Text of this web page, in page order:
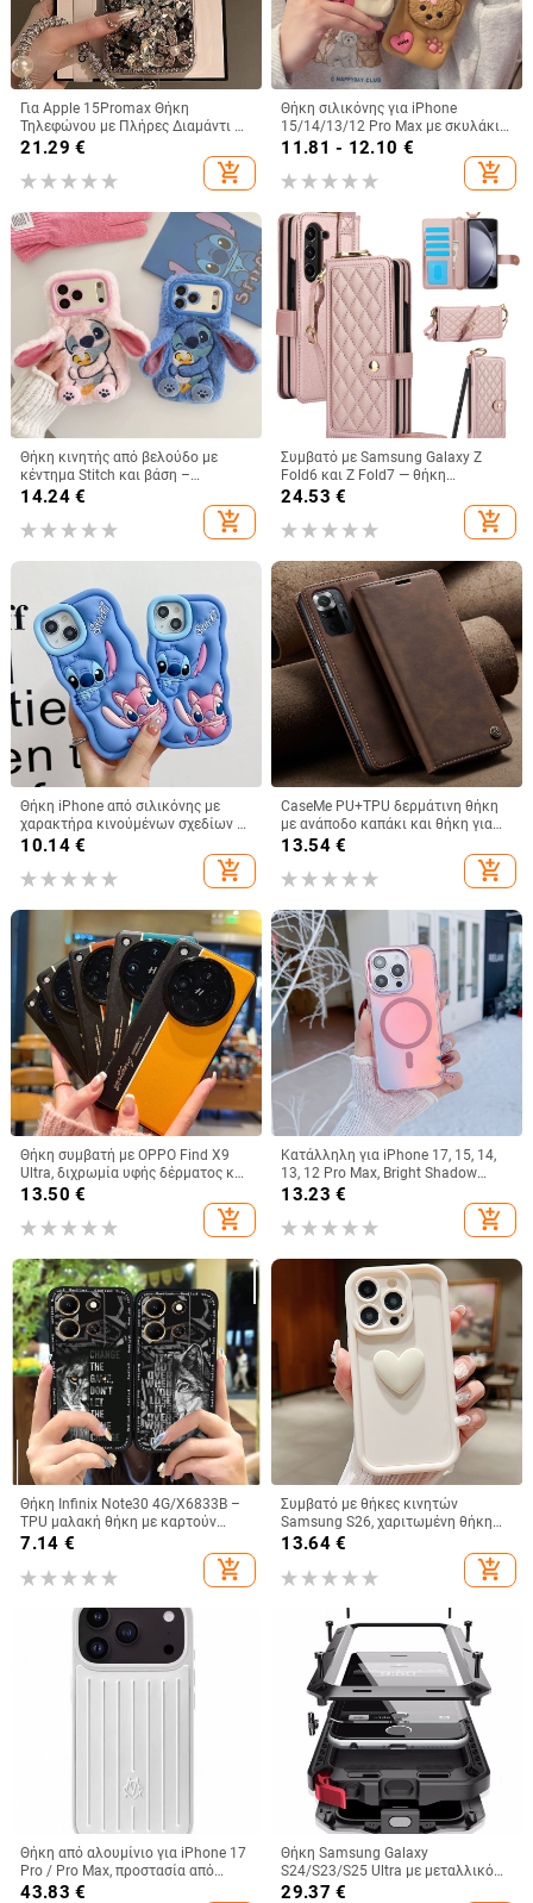
Για Apple 15Promax Θήκη
Τηλεφώνου με Πλήρες Διαμάντι 16
Πολυτελής Προστατευτική Θήκη
Κουνελιού με Στρας 15pro 13
Βραχιόλι 14
21.29 €
add_shopping_cart
Θήκη σιλικόνης για iPhone
15/14/13/12 Pro Max με σκυλάκι
με φιόγκο, πλήρης προστασία
11.81 - 12.10 €
add_shopping_cart
Θήκη κινητής από βελούδο με
κέντημα Stitch και βάση –
χειροποίητο καρτούν στυλ,
προστασία από πτώσεις, συμβατή
με iPhone 11–17 σειρές
14.24€
add_shopping_cart
Συμβατό με Samsung Galaxy Z
Fold6 και Z Fold7 — θήκη
τηλεφώνου από δέρμα με υποδοχή
για στυλό, αναδιπλούμενη, κομψός
σχεδιασμός, με λουράκι καρπού,
24.53 €
add_shopping_cart
Θήκη iPhone από σιλικόνης με
χαρακτήρα κινούμένων σχεδίων –
προστασία από πτώσεις, ματ
φινίρισμα, συμβατή με iPhone
11/12/13/14 σειρά (Pro/Max)
10.14€
add_shopping_cart
CaseMe PU+TPU δερμάτινη θήκη
με ανάποδο καπάκι και θήκη για
κάρτες για Redmi Note 10 και
μαγνητικό κλείσιμο
13.54€
add_shopping_cart
Θήκη συμβατή με OPPO Find X9
Ultra, διχρωμία υφής δέρματος και
φθορίζουσες γραμμές, GT8Pro
13.50 €
add_shopping_cart
Κατάλληλη για iPhone 17, 15, 14,
13, 12 Pro Max, Bright Shadow
Chameleon, θήκη τηλεφώνου 16E,
πλήρης κάλυψη, αντιπτώσεις
13.23 €
add_shopping_cart
Θήκη Infinix Note30 4G/X6833B –
TPU μαλακή θήκη με καρτούν
σχέδιο, προσαρμοζόμενη,
προστασία από σκόνη, ανθεκτική
στις πτώσεις
7.14 €
add_shopping_cart
Συμβατό με θήκες κινητών
Samsung S26, χαριτωμένη θήκη
A56, θήκη 3D καρδιά για A32, ματ
θήκη για A24, θήκη σιλικόνης για
A53, προστατευτικές θήκες για
13.64€
add_shopping_cart
Θήκη από αλουμίνιο για iPhone 17
Pro / Pro Max, προστασία από
πτώσεις, μαγνητικό κλείσιμο,
43.83 €
Θήκη Samsung Galaxy
S24/S23/S25 Ultra με μεταλλικό
πίσω κάλυμμα, μηχανουργική
29.37 €